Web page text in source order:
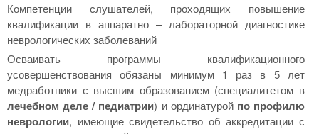
Компетенции слушателей, проходящих повышение
квалификации в аппаратно – лабораторной диагностике
неврологических заболеваний
Осваивать программы квалификационного
усовершенствования обязаны минимум 1 раз в 5 лет
медработники с высшим образованием (специалитетом в
лечебном деле / педиатрии) и ординатурой по профилю
неврологии, имеющие свидетельство об аккредитации с